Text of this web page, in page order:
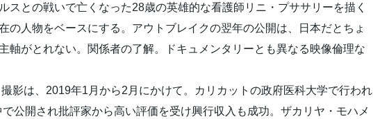
との戦いで亡くなった28歳の英雄的な看護師リニ・プササリーを描く
の人物をベースにする。アウトブレイクの翌年の公開は、日本だとちょ
軸がとれない。関係者の了解。ドキュメンタリーとも異なる映像倫理な
撮影は、2019年1月から2月にかけて。カリカットの政府医科大学で行われ
公開され批評家から高い評価を受け興行収入も成功。ザカリヤ・モハメ